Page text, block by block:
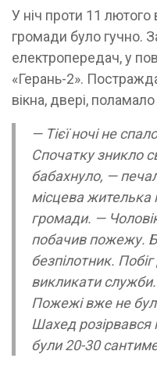
У ніч проти 11 лютого
громади було гучно.
електропередач, у
«Герань-2».
вікна, двері,
— Тієї ночі не
Спочатку зникло
бабахнуло, —
місцева жителька
громади. —
побачив пожежу.
безпілотник.
викликати
Пожежі вже не
Шахед розірвався
були 20-30